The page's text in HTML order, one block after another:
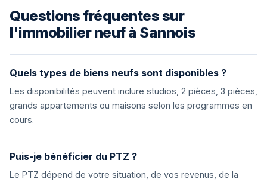
Questions fréquentes sur
l'immobilier neuf à Sannois
Quels types de biens neufs sont disponibles ?
Les disponibilités peuvent inclure studios, 2 pièces, 3 pièces,
grands appartements ou maisons selon les programmes en
cours.
Puis-je bénéficier du PTZ ?
Le PTZ dépend de votre situation, de vos revenus, de la